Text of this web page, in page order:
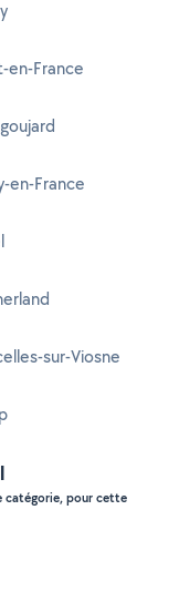
en-France
en-France
sur-Viosne
catégorie, pour cette